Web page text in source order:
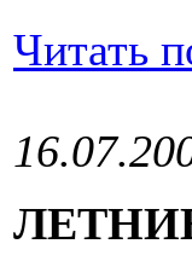
Читать